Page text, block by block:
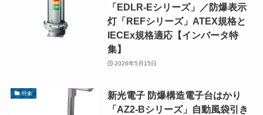
「EDLR-Eシリーズ」／防爆表示
灯「REFシリーズ」ATEX規格と
IECEx規格適応【インバータ特
集】
2026年5月15日
特集
新光電子 防爆構造電子台はかり
「AZ2-Bシリーズ」自動風袋引き